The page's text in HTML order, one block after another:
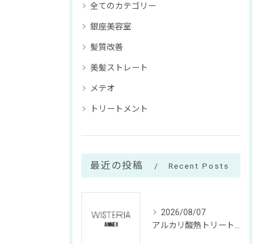
全てのカテゴリー
銀座美容室
髪質改善
美髪ストレート
メテオ
トリートメント
最近の投稿 Recent Posts
2026/08/07